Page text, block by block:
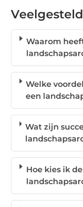
Waarom
Welke
een
Wat zijn
Hoe kies ik